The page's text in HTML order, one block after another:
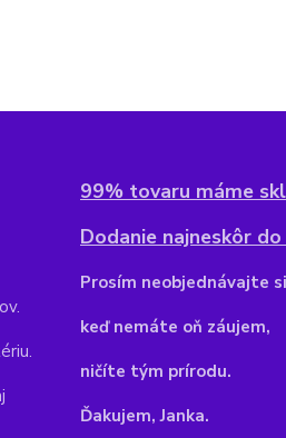
99% tovaru máme
Dodanie najneskôr
Prosím neobjednávajte
keď nemáte oň záujem,
ničíte tým prírodu.
Ďakujem, Janka.